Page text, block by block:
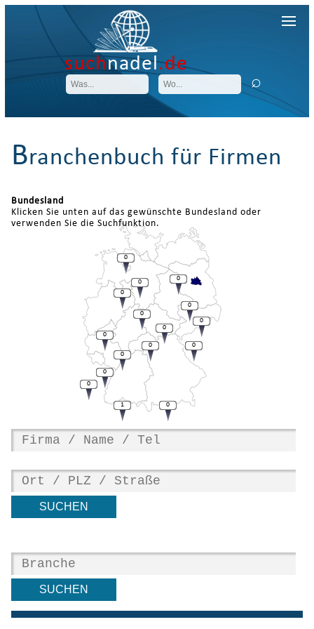
suchnadel.de
Branchenbuch für Firmen
Bundesland
Klicken Sie unten auf das gewünschte Bundesland oder
verwenden Sie die Suchfunktion.
0
0
0
0
0
0
0
0
0
0
0
0
0
1
0
0